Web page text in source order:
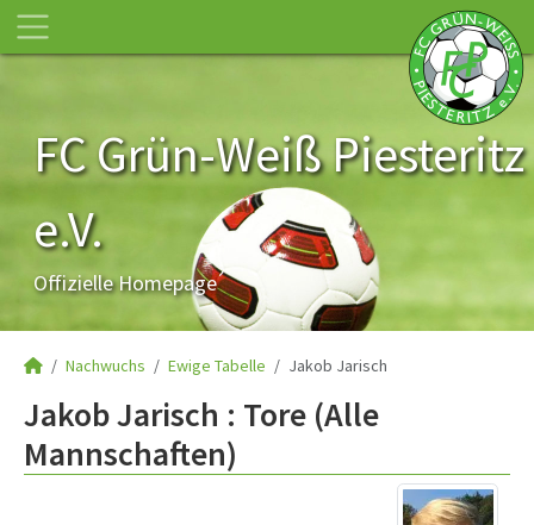
FC Grün-Weiß Piesteritz
e.V.
Offizielle Homepage
Nachwuchs Ewige Tabelle Jakob Jarisch
Jakob Jarisch : Tore (Alle
Mannschaften)